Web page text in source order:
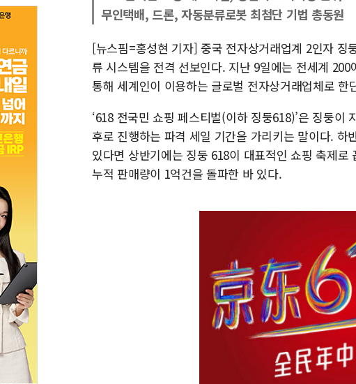
무인택배, 드론, 자동분류로봇 최첨단 기법 총동원
[뉴스핌=홍성현 기자] 중국 전자상거래업계 2인자
류 시스템을 전격 선보인다. 지난 9일에는 전세계
통해 세계인이 이용하는 글로벌 전자상거래업체로 한
‘618 전국민 쇼핑 페스티벌(이하 징둥618)’은 징둥
후로 진행하는 파격 세일 기간을 가리키는 말이다. 하
있다면 상반기에는 징둥 618이 대표적인 쇼핑 축제
누적 판매량이 1억건을 돌파한 바 있다.